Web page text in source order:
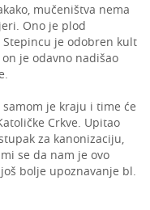
mučeništva nema
Ono je plod
je odobren kult
je odavno nadišao
je kraju i time će
Crkve. Upitao
za kanonizaciju,
se da nam je ovo
bolje upoznavanje bl.